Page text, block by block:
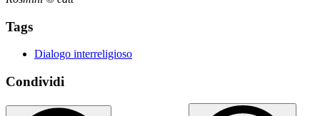
Tags
Dialogo interreligioso
Condividi